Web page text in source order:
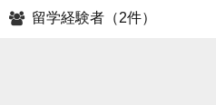
留学経験者（2件）